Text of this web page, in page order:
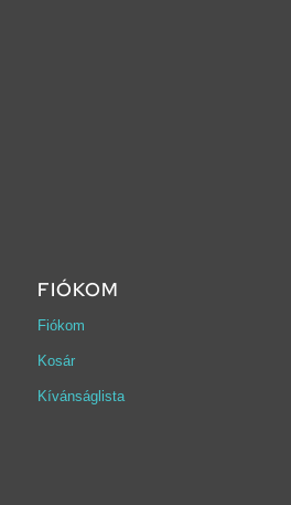
FIÓKOM
Fiókom
Kosár
Kívánságlista